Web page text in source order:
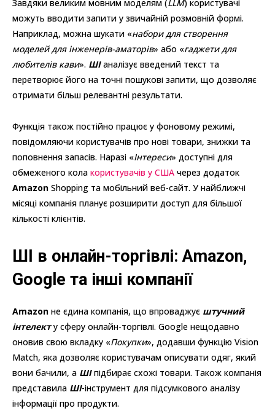
Завдяки великим мовним моделям (LLM) користувачі
можуть вводити запити у звичайній розмовній формі.
Наприклад, можна шукати «набори для створення
моделей для інженерів-аматорів» або «гаджети для
любителів кави». ШІаналізує введений текст та
перетворює його на точні пошукові запити, що дозволяє
отримати більш релевантні результати.
Функція також постійно працює у фоновому режимі,
повідомляючи користувачів про нові товари, знижки та
поповнення запасів. Наразі «Інтереси» доступні для
обмеженого кола користувачів у США через додаток
Amazon Shopping та мобільний веб-сайт. У найближчі
місяці компанія планує розширити доступ для більшої
кількості клієнтів.
ШІ в онлайн-торгівлі: Amazon,
Google та інші компанії
Amazon не єдина компанія, що впроваджує штучний
інтелекту сферу онлайн-торгівлі. Google нещодавно
оновив свою вкладку «Покупки», додавши функцію Vision
Match, яка дозволяє користувачам описувати одяг, який
вони бачили, а ШІпідбирає схожі товари. Також компанія
представила ШІ-інструмент для підсумкового аналізу
інформації про продукти.